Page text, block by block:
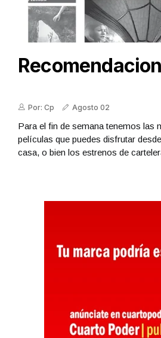
Por: Cp Agosto 02
Para el fin de semana tenemos las
películas que puedes disfrutar
casa, o bien los estrenos de